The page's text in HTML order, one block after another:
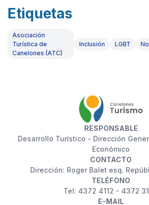
Etiquetas
Asociación
Turística de
Canelones (ATC)
Inclusión LGBT
RESPONSABLE
Desarrollo Turístico - Dirección
Económico
CONTACTO
Dirección: Roger Balet esq.
TELÉFONO
Tel: 4372 4112 - 4372
E-MAIL